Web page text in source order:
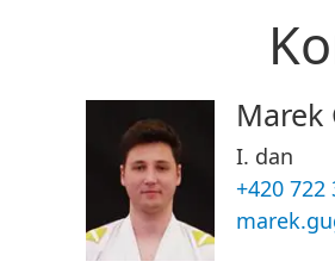
Marek
I. dan
+420 722